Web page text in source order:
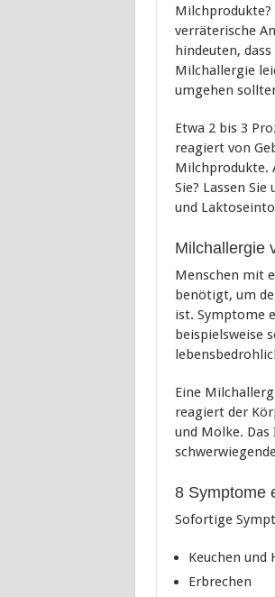
Milchprodukte?
verräterische
hindeuten,
Milchallergie
umgehen
Etwa 2 bis 3
reagiert von
Milchprodukte.
Sie? Lassen
und
Milchallergie
Menschen mit
benötigt, um
ist. Symptome
beispielsweise
Eine
reagiert der
und Molke.
8 Symptome
Sofortige
Keuchen und
Erbrechen